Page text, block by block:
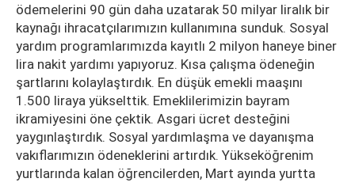
ödemelerini 90 gün daha uzatarak 50 milyar liralık bir
kaynağı ihracatçılarımızın kullanımına sunduk. Sosyal
yardım programlarımızda kayıtlı 2 milyon haneye biner
lira nakit yardımı yapıyoruz. Kısa çalışma ödeneğin
şartlarını kolaylaştırdık. En düşük emekli maaşını
1.500 liraya yükselttik. Emeklilerimizin bayram
ikramiyesini öne çektik. Asgari ücret desteğini
yaygınlaştırdık. Sosyal yardımlaşma ve dayanışma
vakıflarımızın ödeneklerini artırdık. Yükseköğrenim
yurtlarında kalan öğrencilerden, Mart ayında yurtta